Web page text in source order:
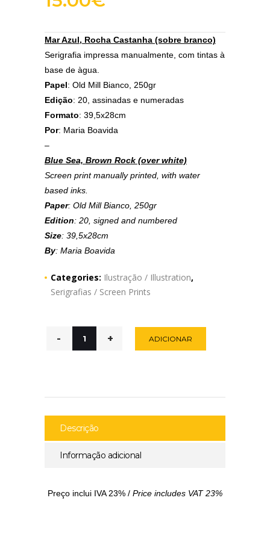
Mar Azul, Rocha Castanha (sobre branco)
Serigrafia impressa manualmente, com tintas à
base de àgua.
Papel: Old Mill Bianco, 250gr
Edição: 20, assinadas e numeradas
Formato: 39,5x28cm
Por: Maria Boavida
–
Blue Sea, Brown Rock (over white)
Screen print manually printed, with water
based inks.
Paper: Old Mill Bianco, 250gr
Edition: 20, signed and numbered
Size: 39,5x28cm
By: Maria Boavida
Categories: Ilustração / Illustration,
Serigrafias / Screen Prints
ADICIONAR
Descrição
Informação adicional
Preço inclui IVA 23% / Price includes VAT 23%